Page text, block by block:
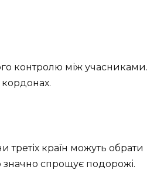
контролю між учасниками.
країн можуть обрати
значно спрощує подорожі.